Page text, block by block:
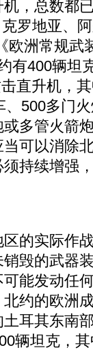
，总数都
罗地亚、
欧洲常规武
有400辆坦
直升机，
500多门
多管火箭
可以消除
持续增强
的实际作
毁的武器
能发动任
约的欧洲
土耳其东南
辆坦克，